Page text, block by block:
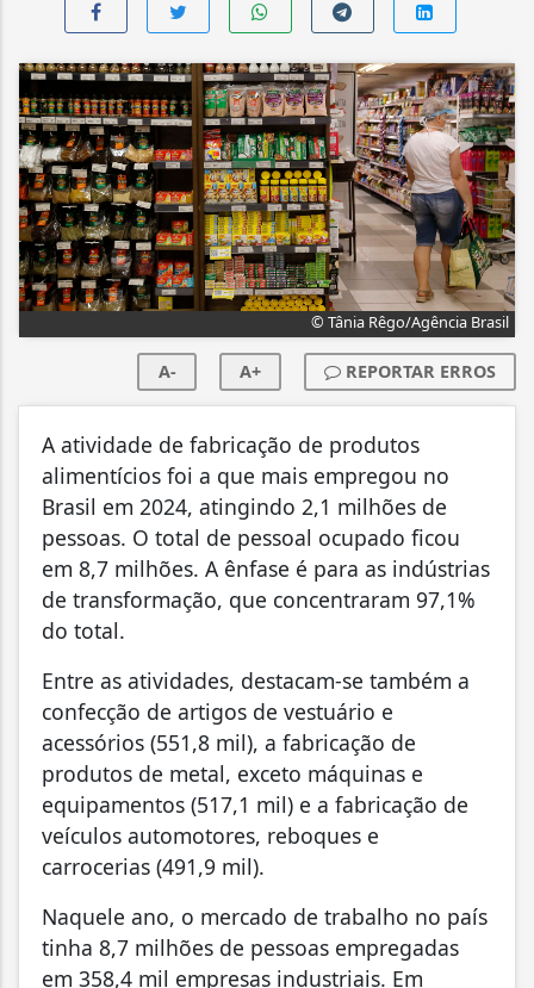
© Tânia Rêgo/Agência Brasil
A- A+ REPORTAR ERROS
A atividade de fabricação de produtos
alimentícios foi a que mais empregou no
Brasil em 2024, atingindo 2,1 milhões de
pessoas. O total de pessoal ocupado ficou
em 8,7 milhões. A ênfase é para as indústrias
de transformação, que concentraram 97,1%
do total.
Entre as atividades, destacam-se também a
confecção de artigos de vestuário e
acessórios (551,8 mil), a fabricação de
produtos de metal, exceto máquinas e
equipamentos (517,1 mil) e a fabricação de
veículos automotores, reboques e
carrocerias (491,9 mil).
Naquele ano, o mercado de trabalho no país
tinha 8,7 milhões de pessoas empregadas
em 358,4 mil empresas industriais. Em